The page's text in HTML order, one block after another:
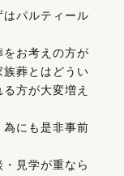
パルティール
お考えの方が
葬とはどうい
方が大変増え
にも是非事前
見学が重なら